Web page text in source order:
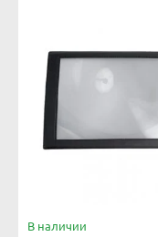
В наличии